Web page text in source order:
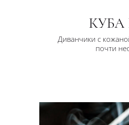
КУБА
Диванчики с
почти